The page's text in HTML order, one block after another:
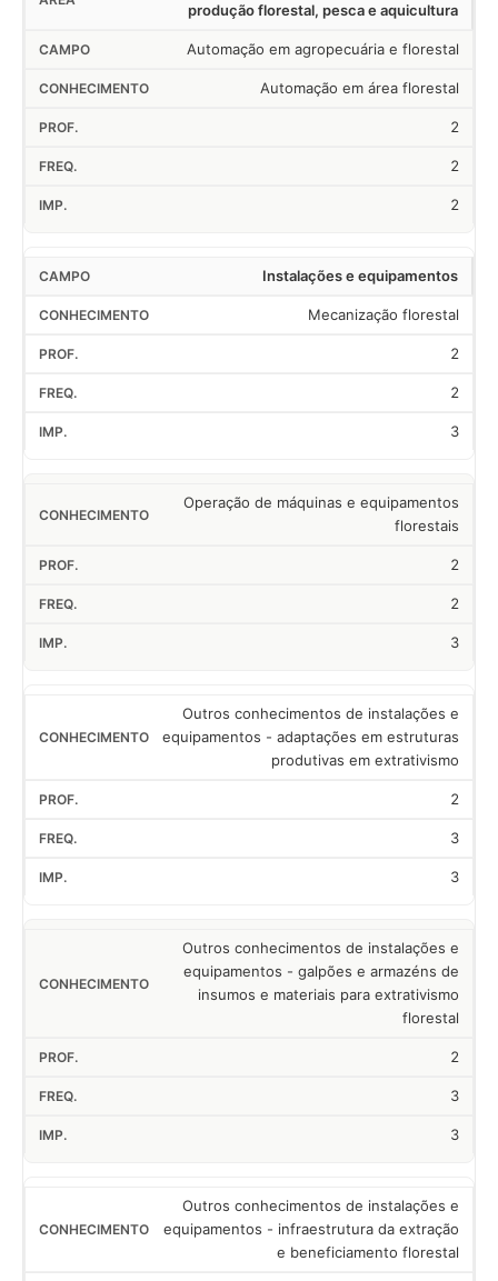
produção florestal, pesca e aquicultura
Automação em agropecuária e florestal
Automação em área florestal
2
2
2
Instalações e equipamentos
Mecanização florestal
2
2
3
Operação de máquinas e equipamentos
florestais
2
2
3
Outros conhecimentos de instalações e
equipamentos - adaptações em estruturas
produtivas em extrativismo
2
3
3
Outros conhecimentos de instalações e
equipamentos - galpões e armazéns de
insumos e materiais para extrativismo
florestal
2
3
3
Outros conhecimentos de instalações e
equipamentos - infraestrutura da extração
e beneficiamento florestal